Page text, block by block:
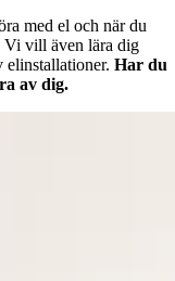
med el och när du
Vi vill även lära dig
elinstallationer. Har du
av dig.